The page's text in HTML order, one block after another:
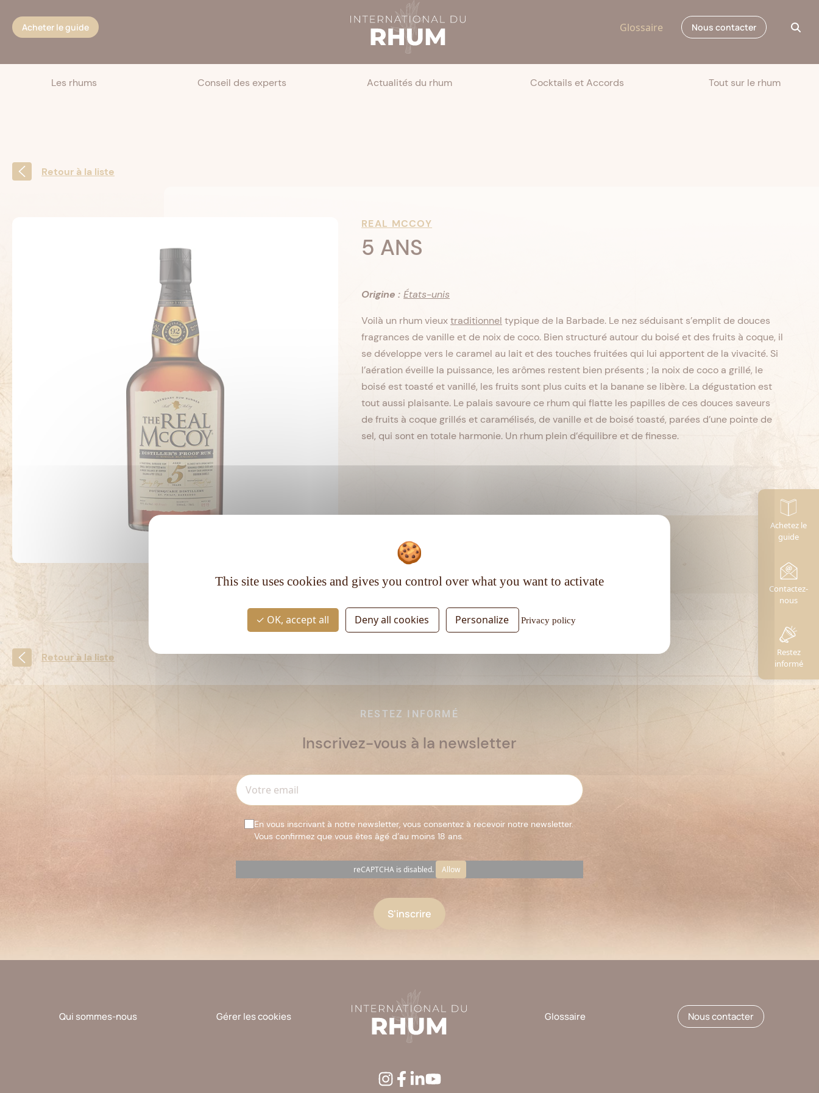
Acheter le guide Glossaire Nous contacter
Les rhums Conseil des experts Actualités du rhum Cocktails et Accords Tout sur le rhum
Retour à la liste
REAL MCCOY
5 ANS
Origine : États-unis
Voilà un rhum vieuxtraditionnel typique de la Barbade. Le nez séduisant s’emplit de douces
fragrances de vanille et de noix de coco. Bien structuré autour du boisé et des fruits à coque, il
se développe vers le caramel au lait et des touches fruitées qui lui apportent de la vivacité. Si
l’aération éveille la puissance, les arômes restent bien présents ; la noix de coco a grillé, le
boisé est toasté et vanillé, les fruits sont plus cuits et la banane se libère. La dégustation est
tout aussi plaisante. Le palais savoure ce rhum qui flatte les papilles de ces douces saveurs
de fruits à coque grillés et caramélisés, de vanille et de boisé toasté, parées d’une pointe de
sel, qui sont en totale harmonie. Un rhum plein d’équilibre et de finesse.
Matière première :
Type de rhum :
Retour à la liste
RESTEZ INFORMÉ
Inscrivez-vous à la newsletter
En vous inscrivant à notre newsletter, vous consentez à recevoir notre newsletter.
Vous confirmez que vous êtes âgé d’au moins 18 ans.
reCAPTCHA is disabled. Allow
Qui sommes-nous Gérer les cookies Glossaire Nous contacter
Achetez le
guide
Contactez-
nous
Restez
informé
This site uses cookies and gives you control over what you want to activate
OK, accept all Deny all cookies Personalize Privacy policy